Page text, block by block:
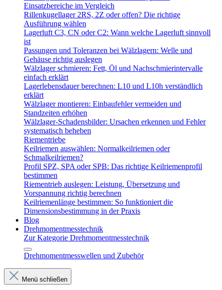
Einsatzbereiche im Vergleich
Rillenkugellager 2RS, 2Z oder offen? Die richtige
Ausführung wählen
Lagerluft C3, CN oder C2: Wann welche Lagerluft sinnvoll
ist
Passungen und Toleranzen bei Wälzlagern: Welle und
Gehäuse richtig auslegen
Wälzlager schmieren: Fett, Öl und Nachschmierintervalle
einfach erklärt
Lagerlebensdauer berechnen: L10 und L10h verständlich
erklärt
Wälzlager montieren: Einbaufehler vermeiden und
Standzeiten erhöhen
Wälzlager-Schadensbilder: Ursachen erkennen und Fehler
systematisch beheben
Riementriebe
Keilriemen auswählen: Normalkeilriemen oder
Schmalkeilriemen?
Profil SPZ, SPA oder SPB: Das richtige Keilriemenprofil
bestimmen
Riementrieb auslegen: Leistung, Übersetzung und
Vorspannung richtig berechnen
Keilriemenlänge bestimmen: So funktioniert die
Dimensionsbestimmung in der Praxis
Blog
Drehmomentmesstechnik
Zur Kategorie Drehmomentmesstechnik
Drehmomentmesswellen und Zubehör
Menü schließen